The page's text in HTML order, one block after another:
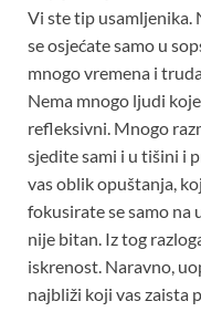
Vi ste tip usamljenika.
se osjećate samo u
mnogo vremena i
Nema mnogo ljudi
refleksivni. Mnogo
sjedite sami i u tišini i
vas oblik opuštanja,
fokusirate se samo na
nije bitan. Iz tog
iskrenost. Naravno,
najbliži koji vas zaista